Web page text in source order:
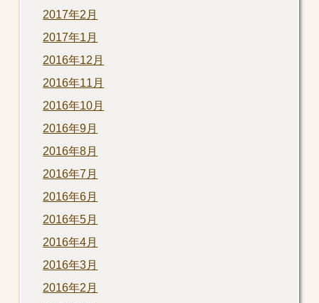
2017年2月
2017年1月
2016年12月
2016年11月
2016年10月
2016年9月
2016年8月
2016年7月
2016年6月
2016年5月
2016年4月
2016年3月
2016年2月